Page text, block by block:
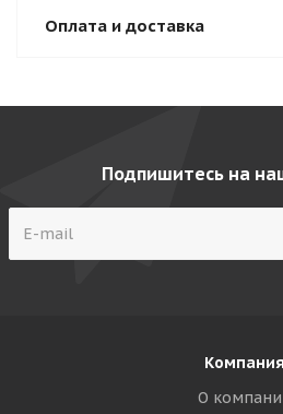
Оплата и доставка
Подпишитесь на
Компания
О